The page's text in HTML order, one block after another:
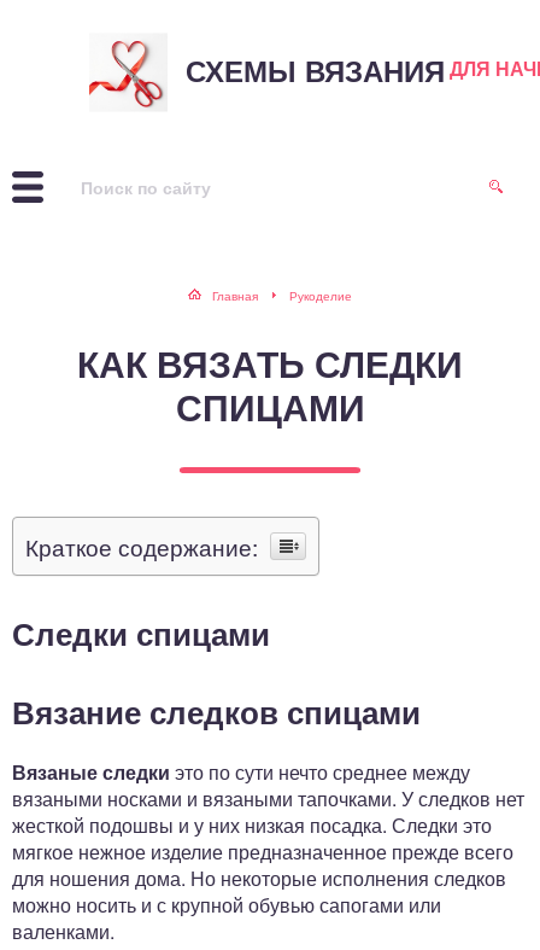
СХЕМЫ ВЯЗАНИЯ ДЛЯ
Главная Рукоделие
КАК ВЯЗАТЬ СЛЕДКИ
СПИЦАМИ
Краткое содержание:
Следки спицами
Вязание следков спицами
Вязаные следки это по сути нечто среднее между
вязаными носками и вязаными тапочками. У следков нет
жесткой подошвы и у них низкая посадка. Следки это
мягкое нежное изделие предназначенное прежде всего
для ношения дома. Но некоторые исполнения следков
можно носить и с крупной обувью сапогами или
валенками.